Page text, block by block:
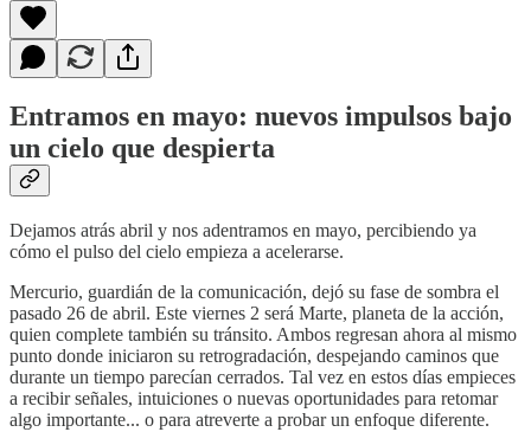
Entramos en mayo: nuevos impulsos bajo
un cielo que despierta
Dejamos atrás abril y nos adentramos en mayo, percibiendo ya
cómo el pulso del cielo empieza a acelerarse.
Mercurio, guardián de la comunicación, dejó su fase de sombra el
pasado 26 de abril. Este viernes 2 será Marte, planeta de la acción,
quien complete también su tránsito. Ambos regresan ahora al mismo
punto donde iniciaron su retrogradación, despejando caminos que
durante un tiempo parecían cerrados. Tal vez en estos días empieces
a recibir señales, intuiciones o nuevas oportunidades para retomar
algo importante... o para atreverte a probar un enfoque diferente.